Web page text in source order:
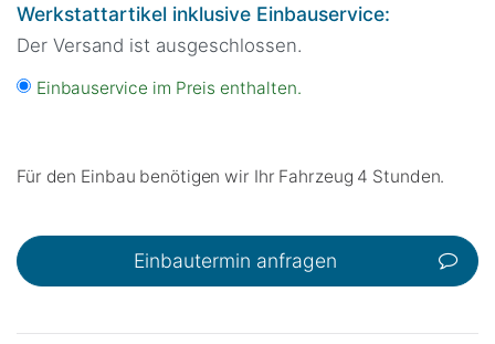
Werkstattartikel inklusive Einbauservice:
Der Versand ist ausgeschlossen.
Einbauservice im Preis enthalten.
Für den Einbau benötigen wir Ihr Fahrzeug 4 Stunden.
Einbautermin anfragen